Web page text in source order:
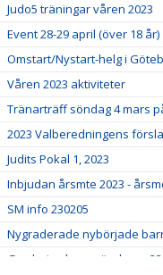
Judo5 träningar våren 2023
Event 28-29 april (över 18 år)
Omstart/Nystart-helg i
Våren 2023 aktiviteter
Tränarträff söndag 4 mars
2023 Valberedningens
Judits Pokal 1, 2023
Inbjudan årsmte 2023 -
SM info 230205
Nygraderade nybörjade
Gradering barn söndagar